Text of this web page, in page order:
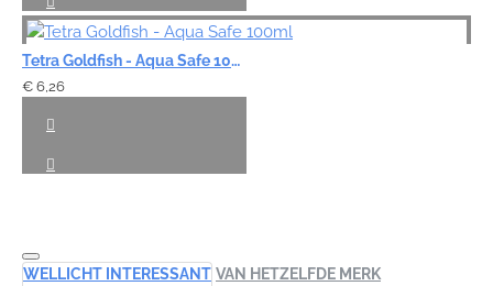
Tetra Goldfish - Aqua Safe 100ml
€ 6,26
WELLICHT INTERESSANT VAN HETZELFDE MERK